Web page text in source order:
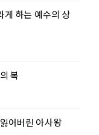
게 하는 예수의 상
복
어버린 아사왕